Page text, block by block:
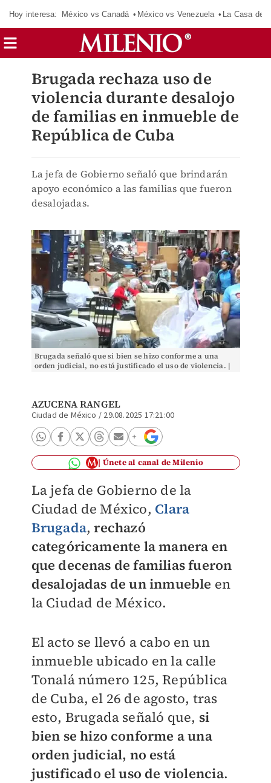
Hoy interesa: México vs Canadá México vs Venezuela La Casa de
Brugada rechaza uso de
violencia durante desalojo
de familias en inmueble de
República de Cuba
La jefa de Gobierno señaló que brindarán
apoyo económico a las familias que fueron
desalojadas.
Brugada señaló que si bien se hizo conforme a una
orden judicial, no está justificado el uso de violencia. |
AZUCENA RANGEL
Ciudad de México / 29.08.2025 17:21:00
Únete al canal de Milenio
La jefa de Gobierno de la
Ciudad de México, Clara
Brugada,rechazó
categóricamente la manera en
que decenas de familias fueron
desalojadas de un inmueble en
la Ciudad de México.
El acto se llevó a cabo en un
inmueble ubicado en la calle
Tonalá número 125, República
de Cuba, el 26 de agosto, tras
esto, Brugada señaló que, si
bien se hizo conforme a una
orden judicial, no está
justificado el uso de violencia.